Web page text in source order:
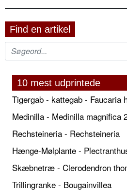
Find en artikel
10 mest udprintede
Tigergab - kattegab - Faucaria
Medinilla - Medinilla magnifica
Rechsteineria - Rechsteineria
Hænge-Mølplante -
Skæbnetræ - Clerodendron
Trillingranke - Bougainvillea